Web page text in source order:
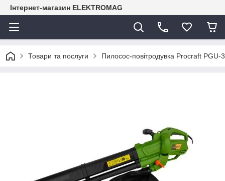
Інтернет-магазин ELEKTROMAG
Товари та послуги Пилосос-повітродувка Procraft PGU-